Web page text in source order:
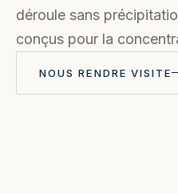
déroule sans
conçus pour la
NOUS RENDRE VISITE